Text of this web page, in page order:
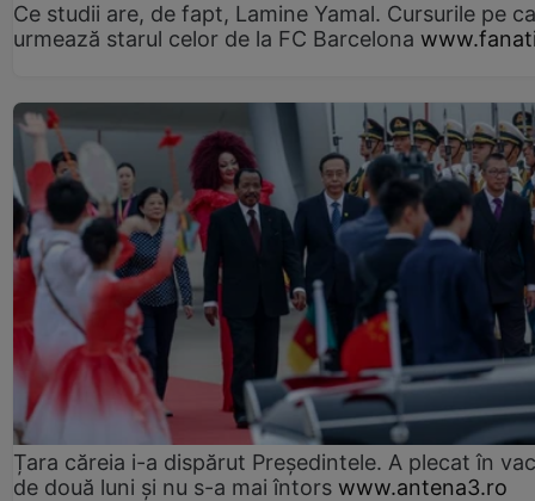
Ce studii are, de fapt, Lamine Yamal. Cursurile pe
urmează starul celor de la FC Barcelona
Țara căreia i-a dispărut Președintele. A plecat în
de două luni și nu s-a mai întors www.antena3.ro